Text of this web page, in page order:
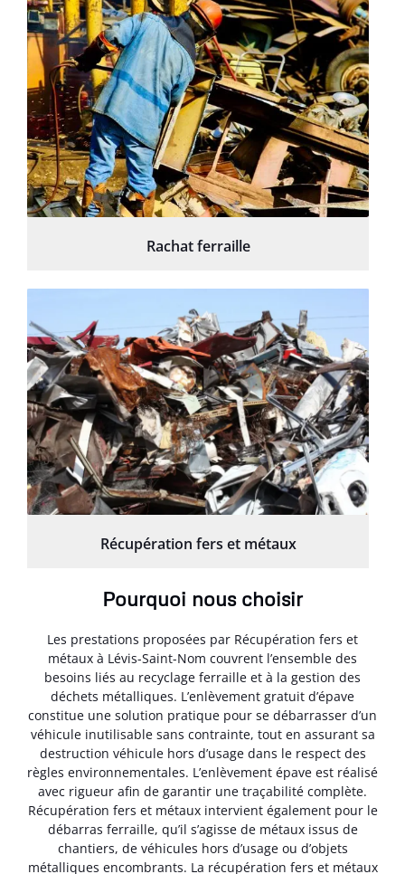
Rachat ferraille
Récupération fers et métaux
Pourquoi nous choisir
Les prestations proposées par Récupération fers et
métaux à Lévis-Saint-Nom couvrent l’ensemble des
besoins liés au recyclage ferraille et à la gestion des
déchets métalliques. L’enlèvement gratuit d’épave
constitue une solution pratique pour se débarrasser d’un
véhicule inutilisable sans contrainte, tout en assurant sa
destruction véhicule hors d’usage dans le respect des
règles environnementales. L’enlèvement épave est réalisé
avec rigueur afin de garantir une traçabilité complète.
Récupération fers et métaux intervient également pour le
débarras ferraille, qu’il s’agisse de métaux issus de
chantiers, de véhicules hors d’usage ou d’objets
métalliques encombrants. La récupération fers et métaux